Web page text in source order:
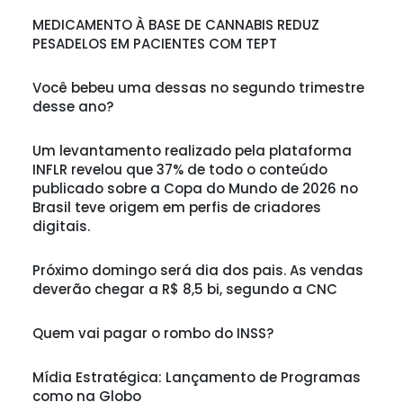
MEDICAMENTO À BASE DE CANNABIS REDUZ
PESADELOS EM PACIENTES COM TEPT
Você bebeu uma dessas no segundo trimestre
desse ano?
Um levantamento realizado pela plataforma
INFLR revelou que 37% de todo o conteúdo
publicado sobre a Copa do Mundo de 2026 no
Brasil teve origem em perfis de criadores
digitais.
Próximo domingo será dia dos pais. As vendas
deverão chegar a R$ 8,5 bi, segundo a CNC
Quem vai pagar o rombo do INSS?
Mídia Estratégica: Lançamento de Programas
como na Globo